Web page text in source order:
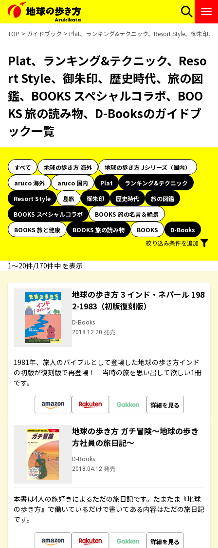
TOP ガイドブック Plat、ランキング&テクニック、Resort Style、御朱印、
Plat、ランキング&テクニック、Reso
rt Style、御朱印、歴史時代、旅の図
鑑、BOOKS スペシャルコラボ、BOO
KS 旅の読み物、D-Booksのガイドブ
ック一覧
すべて 地球の歩き方 海外
地球の歩き方 Jシリーズ（国内）
aruco 海外
aruco 国内 Plat
ランキング&テクニック
Resort Style
島旅 御朱印 歴史時代
旅の図鑑
BOOKS スペシャルコラボ
BOOKS 旅の名言＆絶景
BOOKS 旅と健康
BOOKS 旅の読み物 BOOKS
D-Books
絞り込み条件を追加
1〜20件/170件中 を表示
地球の歩き方 3 インド・ネパール 198
2-1983（初版復刻版）
D-Books
2018.12.20 発売
1981年、旅人のバイブルとして登場した地球の歩き方インド
の初版が復刻版で再登場！ 当時の旅を思い出して欲しい1冊
です。
詳細を見る
地球の歩き方 ガチ冒険～地球の歩き
方社員の旅日記～
D-Books
2018.04.12 発売
本書は4人の旅好きによるただの旅日記です。たまたま『地球
の歩き方』で働いているだけで書いてある内容はただの旅日記
です。
詳細を見る